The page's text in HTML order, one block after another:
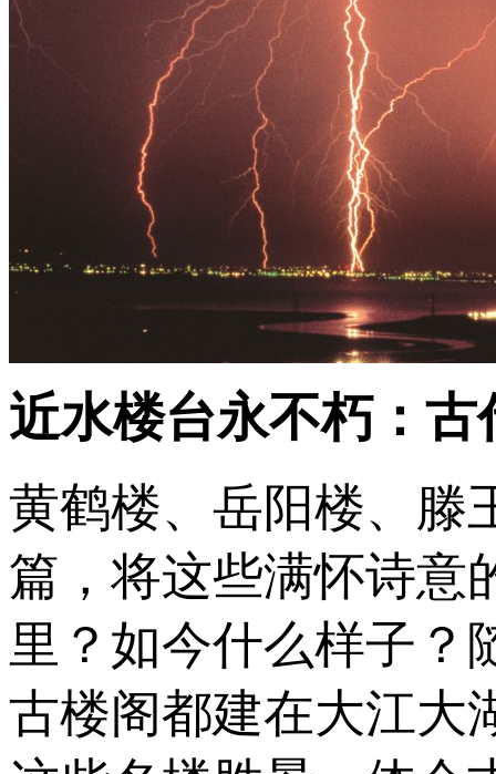
近水楼台永不朽：
黄鹤楼、岳阳楼、滕
篇，将这些满怀诗意
里？如今什么样子？
古楼阁都建在大江大